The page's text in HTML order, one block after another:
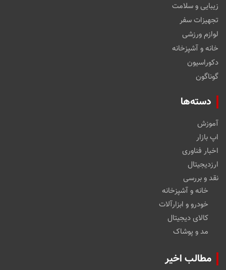
زیبایی و سلامت
تجهیزات سفر
لوازم ورزشی
خانه و آشپزخانه
دکوراسیون
گوناگون
دسته‌ها
آموزش
اپ بازار
اخبار فناوری
ارزدیجیتال
نقد و بررسی
خانه و آشپزخانه
خودرو و ابزارآلات
کالای دیجیتال
مد و پوشاک
مطالب اخیر